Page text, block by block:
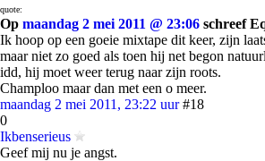
quote:
Op maandag 2 mei 2011 @ 23:06 schreef
Ik hoop op een goeie mixtape dit keer, zijn
maar niet zo goed als toen hij net begon
idd, hij moet weer terug naar zijn roots.
Champloo maar dan met een o meer.
maandag 2 mei 2011, 23:22 uur #18
0
Ikbenserieus
Geef mij nu je angst.